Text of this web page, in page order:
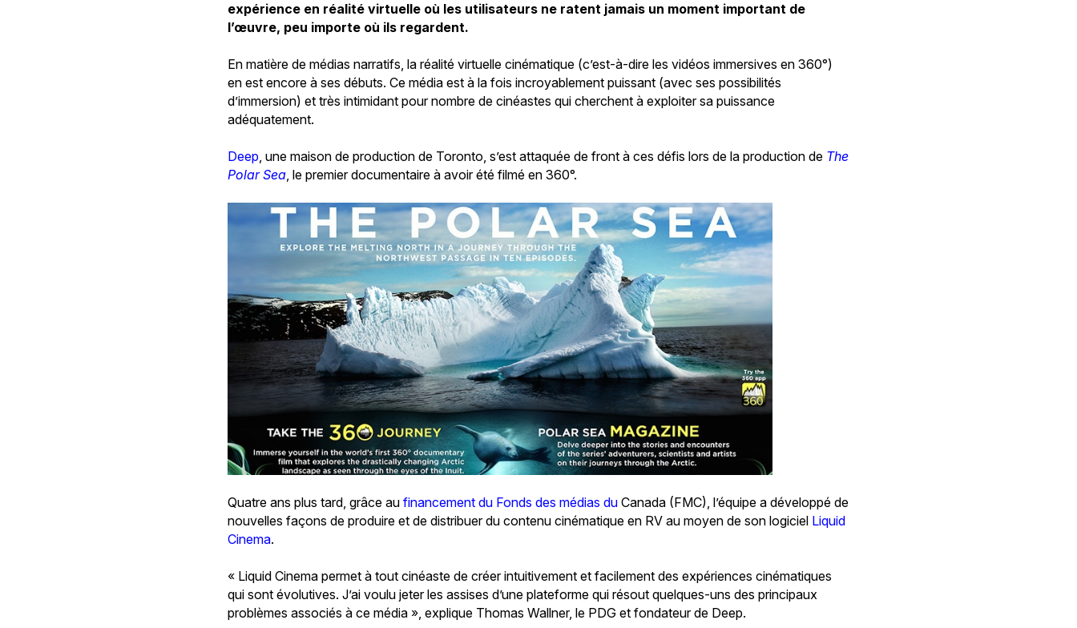
expérience en réalité virtuelle où les utilisateurs ne ratent jamais un moment important de
l’œuvre, peu importe où ils regardent.
En matière de médias narratifs, la réalité virtuelle cinématique (c’est-à-dire les vidéos immersives en 360°)
en est encore à ses débuts. Ce média est à la fois incroyablement puissant (avec ses possibilités
d’immersion) et très intimidant pour nombre de cinéastes qui cherchent à exploiter sa puissance
adéquatement.
Deep, une maison de production de Toronto, s’est attaquée de front à ces défis lors de la production de The
Polar Sea, le premier documentaire à avoir été filmé en 360°.
Quatre ans plus tard, grâce aufinancement du Fonds des médias du Canada (FMC), l’équipe a développé de
nouvelles façons de produire et de distribuer du contenu cinématique en RV au moyen de son logiciel Liquid
Cinema.
« Liquid Cinema permet à tout cinéaste de créer intuitivement et facilement des expériences cinématiques
qui sont évolutives. J’ai voulu jeter les assises d’une plateforme qui résout quelques-uns des principaux
problèmes associés à ce média », explique Thomas Wallner, le PDG et fondateur de Deep.